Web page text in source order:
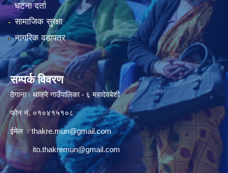
घटना दर्ता
सामाजिक सुरक्षा
नागरिक वडापत्र
सम्पर्क विवरण
ठेगाना ः थाक्रे गाउँपालिका - ६ महादेवबेशी
फोन नं. ०१०४१५१०८
ईमेल ःthakre.mun@gmail.com
ito.thakremun@gmail.com